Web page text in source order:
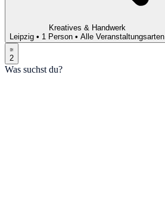
Kreatives & Handwerk
Leipzig • 1 Person • Alle Veranstaltungsarten
2
Was suchst du?